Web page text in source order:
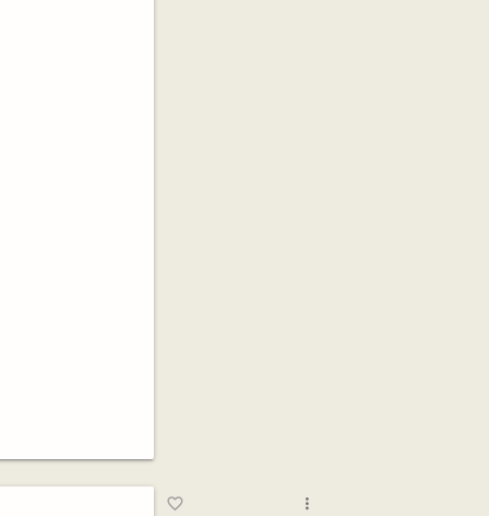
favorite_border more_vert